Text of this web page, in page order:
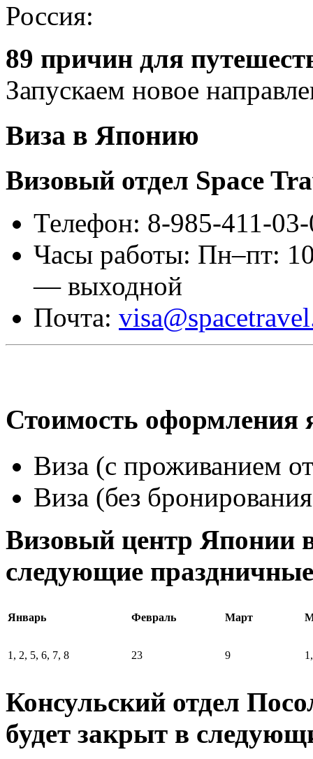
Россия:
89 причин для
Запускаем новое
Виза в Японию
Визовый отдел Space
Телефон: 8-985-411-
Часы работы: Пн–пт:
— выходной
Почта:
Стоимость оформления
Виза (с проживанием
Виза (без
Визовый центр Японии
следующие
Январь Февраль Март
1, 2, 5, 6, 7, 8 23 9
Консульский отдел
будет закрыт в